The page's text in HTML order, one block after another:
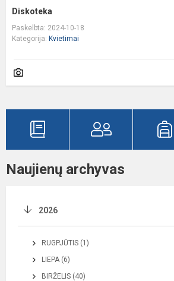
Diskoteka
Paskelbta: 2024-10-18
Kategorija: Kvietimai
Naujienų archyvas
2026
RUGPJŪTIS (1)
LIEPA (6)
BIRŽELIS (40)